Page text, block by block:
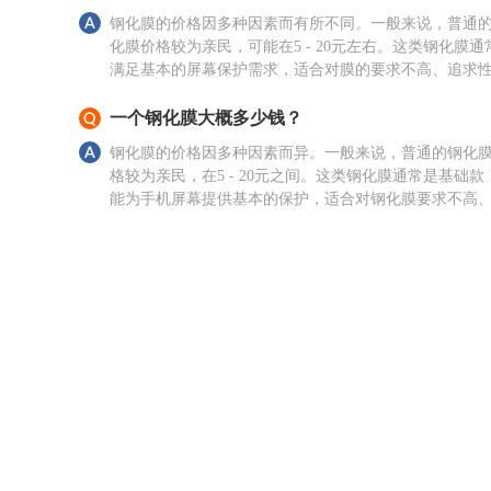
钢化膜的价格因多种因素而有所不同。一般来说，普通
化膜价格较为亲民，可能在5 - 20元左右。这类钢化膜通
满足基本的屏幕保护需求，适合对膜的要求不高、追求
一个钢化膜大概多少钱？
钢化膜的价格因多种因素而异。一般来说，普通的钢化
格较为亲民，在5 - 20元之间。这类钢化膜通常是基础款
能为手机屏幕提供基本的保护，适合对钢化膜要求不高